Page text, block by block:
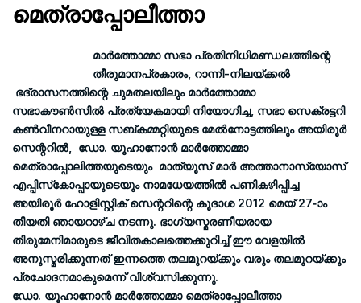
മെത്രാപ്പോലീത്താ
മാര്‍ത്തോമ്മാ സഭാ പ്രതിനിധിമണ്ഡലത്തിന്റെ
തീരുമാനപ്രകാരം, റാന്നി-നിലയ്ക്കല്‍
ഭദ്രാസനത്തിന്റെ ചുമതലയിലും മാര്‍ത്തോമ്മാ
സഭാകൗണ്‍സില്‍ പ്രത്യേകമായി നിയോഗിച്ച, സഭാ സെക്രട്ടറി
കണ്‍വീനറായുള്ള സബ്കമ്മറ്റിയുടെ മേല്‍നോട്ടത്തിലും അയിരൂര്‍
സെന്ററില്‍, ഡോ. യൂഹാനോന്‍ മാര്‍ത്തോമ്മാ
മെത്രാപ്പോലിത്തയുടെയും മാത്യൂസ് മാര്‍ അത്താനാസ്യോസ്
എപ്പിസ്‌കോപ്പായുടെയും നാമധേയത്തില്‍ പണികഴിപ്പിച്ച
അയിരൂര്‍ ഹോളിസ്റ്റിക് സെന്ററിന്റെ കൂദാശ 2012 മെയ് 27-ാം
തീയതി ഞായറാഴ്ച നടന്നു. ഭാഗ്യസ്മരണീയരായ
തിരുമേനിമാരുടെ ജീവിതകാലത്തെക്കുറിച്ച് ഈ വേളയില്‍
അനുസ്മരിക്കുന്നത് ഇന്നത്തെ തലമുറയ്ക്കും വരും തലമുറയ്ക്കും
പ്രചോദനമാകുമെന്ന് വിശ്വസിക്കുന്നു.
ഡോ. യൂഹാനോന്‍ മാര്‍ത്തോമ്മാ മെത്രാപ്പോലീത്താ